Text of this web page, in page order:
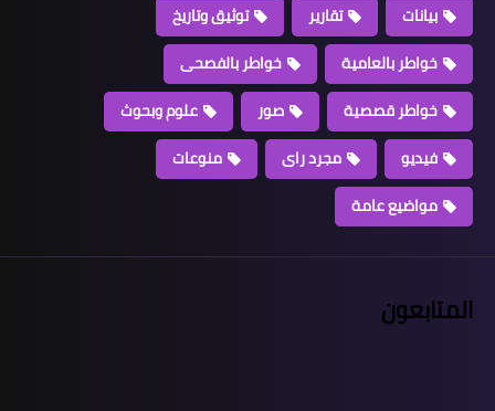
بيانات تقارير
توثيق وتاريخ
خواطر بالعامية
خواطر بالفصحى
خواطر قصصية
صور
علوم وبحوث
فيديو
مجرد راى
منوعات
مواضيع عامة
المتابعون